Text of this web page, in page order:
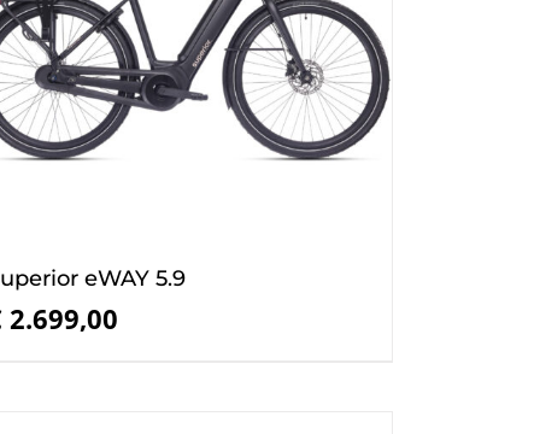
eWAY 5.9
2.699,00